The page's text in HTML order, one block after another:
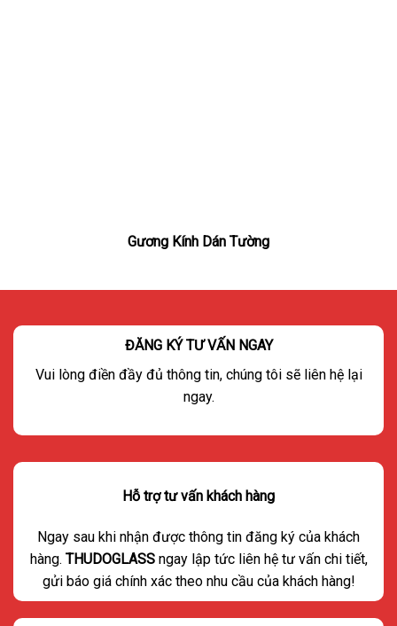
Gương Kính Dán Tường
ĐĂNG KÝ TƯ VẤN NGAY
Vui lòng điền đầy đủ thông tin, chúng tôi sẽ liên hệ lại
ngay.
Hỗ trợ tư vấn khách hàng
Ngay sau khi nhận được thông tin đăng ký của khách
hàng. THUDOGLASS ngay lập tức liên hệ tư vấn chi tiết,
gửi báo giá chính xác theo nhu cầu của khách hàng!